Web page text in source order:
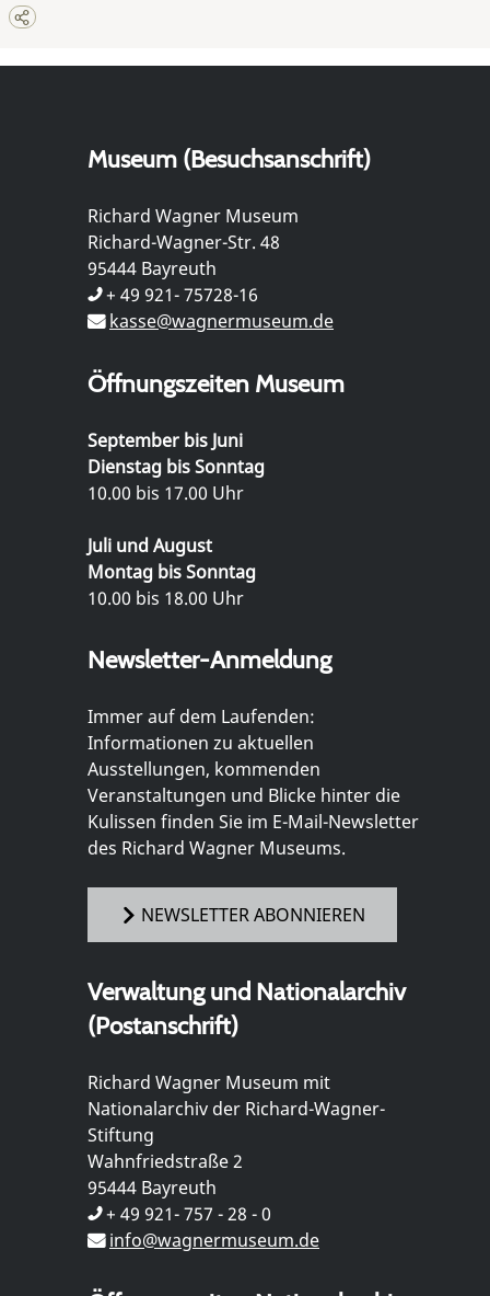
Museum (Besuchsanschrift)
Richard Wagner Museum
Richard-Wagner-Str. 48
95444 Bayreuth
+ 49 921- 75728-16
kasse@wagnermuseum.de
Öffnungszeiten Museum
September bis Juni
Dienstag bis Sonntag
10.00 bis 17.00 Uhr
Juli und August
Montag bis Sonntag
10.00 bis 18.00 Uhr
Newsletter-Anmeldung
Immer auf dem Laufenden:
Informationen zu aktuellen
Ausstellungen, kommenden
Veranstaltungen und Blicke hinter die
Kulissen finden Sie im E-Mail-Newsletter
des Richard Wagner Museums.
NEWSLETTER ABONNIEREN
Verwaltung und Nationalarchiv
(Postanschrift)
Richard Wagner Museum mit
Nationalarchiv der Richard-Wagner-
Stiftung
Wahnfriedstraße 2
95444 Bayreuth
+ 49 921- 757 - 28 - 0
info@wagnermuseum.de